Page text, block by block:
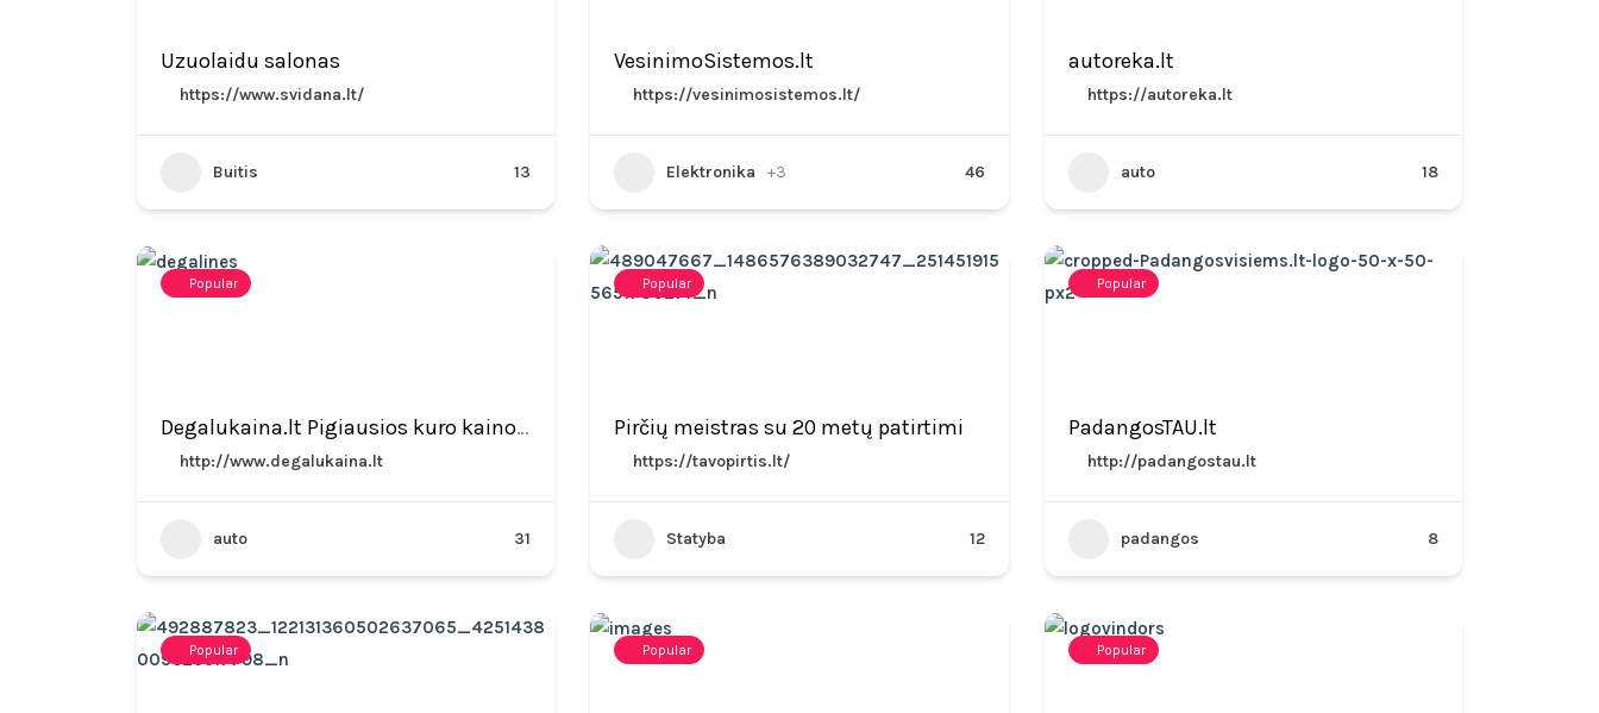
Uzuolaidu salonas
https://www.svidana.lt/
Buitis 13
VesinimoSistemos.lt
https://vesinimosistemos.lt/
Elektronika +3 46
autoreka.lt
https://autoreka.lt
auto 18
Popular
Degalukaina.lt Pigiausios kuro kainos lietuvoje
http://www.degalukaina.lt
auto 31
Popular
Pirčių meistras su 20 metų patirtimi
https://tavopirtis.lt/
Statyba 12
Popular
PadangosTAU.lt
http://padangostau.lt
padangos 8
Popular Popular Popular